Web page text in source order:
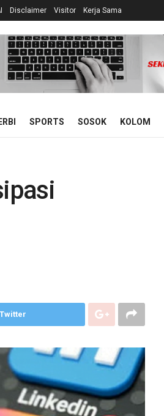
Disclaimer Visitor Kerja Sama
SPORTS SOSOK KOLOM